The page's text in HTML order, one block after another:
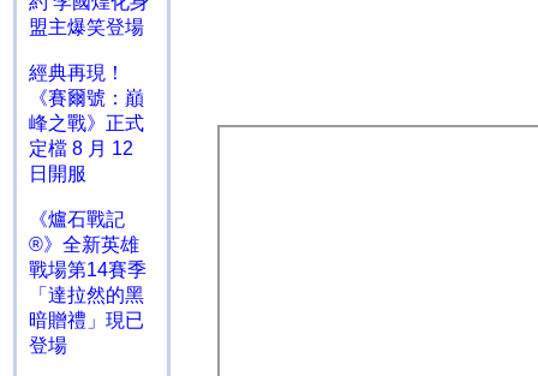
盟主爆笑登場
經典再現！
《賽爾號：巔
峰之戰》正式
定檔 8 月 12
日開服
《爐石戰記
®》全新英雄
戰場第14賽季
「達拉然的黑
暗贈禮」現已
登場